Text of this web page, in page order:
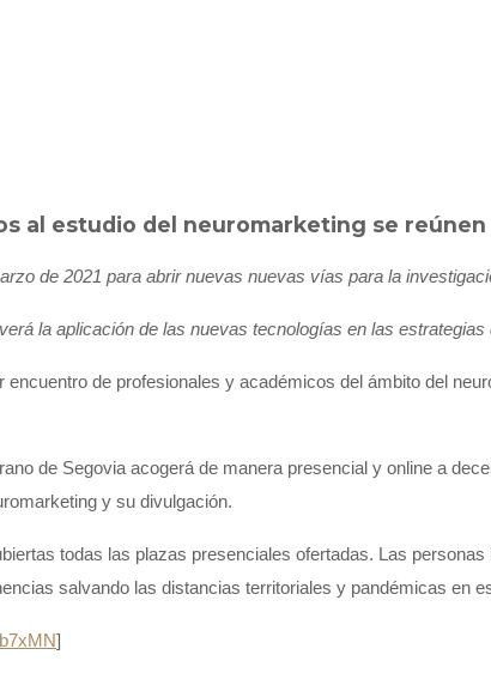
al estudio del neuromarketing se
de 2021 para abrir nuevas nuevas vías para la
la aplicación de las nuevas tecnologías en las
encuentro de profesionales y académicos del ámbito del
de Segovia acogerá de manera presencial y online a
y su divulgación.
todas las plazas presenciales ofertadas. Las
salvando las distancias territoriales y pandémicas en
]